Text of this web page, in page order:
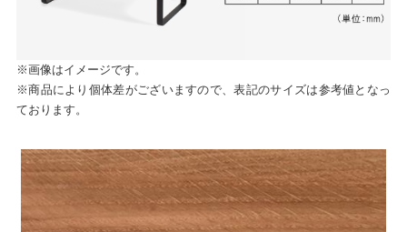
※画像はイメージです。
※商品により個体差がございますので、表記のサイズは参考値となっ
ております。